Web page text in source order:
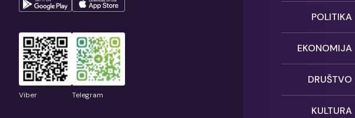
Viber Telegram
POLITIKA
EKONOMIJA
DRUŠTVO
KULTURA